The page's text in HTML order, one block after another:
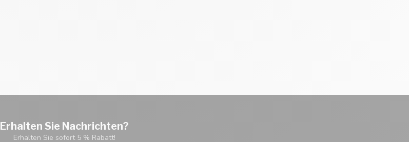
Erhalten Sie Nachrichten?
Erhalten Sie sofort 5 % Rabatt!